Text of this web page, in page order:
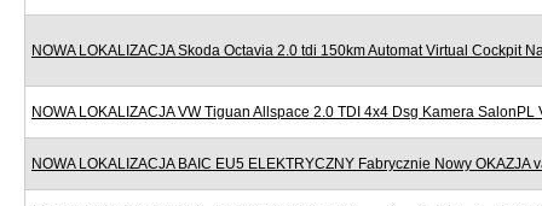
NOWA LOKALIZACJA Skoda Octavia 2.0 tdi 150km Automat Virtual Cockpit
NOWA LOKALIZACJA VW Tiguan Allspace 2.0 TDI 4x4 Dsg Kamera SalonPL
NOWA LOKALIZACJA BAIC EU5 ELEKTRYCZNY Fabrycznie Nowy OKAZJA